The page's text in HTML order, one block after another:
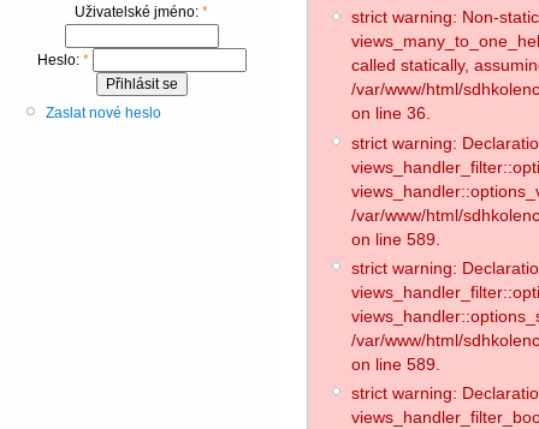
Uživatelské jméno: *
Heslo: *
Zaslat nové heslo
strict warning: Non-
called statically,
/var/www/html/
on line 36.
strict warning:
/var/www/html/
on line 589.
strict warning:
/var/www/html/
on line 589.
strict warning: